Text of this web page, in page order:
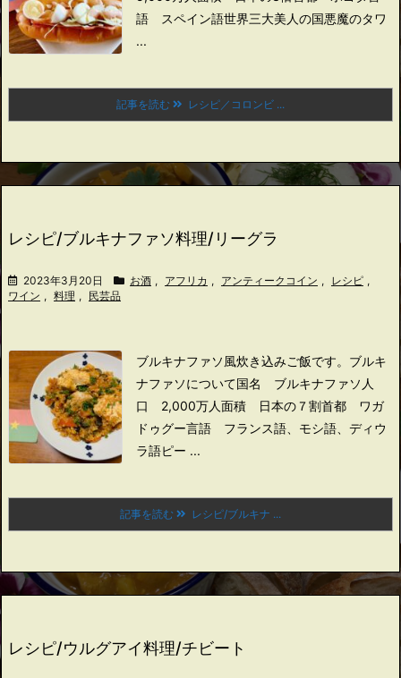
語 スペイン語世界三大美人の国悪魔のタワ
...
記事を読む レシピ／コロンビ ...
レシピ/ブルキナファソ料理/リーグラ
2023年3月20日 お酒 , アフリカ , アンティークコイン , レシピ ,
ワイン , 料理 , 民芸品
ブルキナファソ風炊き込みご飯です。 ブルキ
ナファソについて国名 ブルキナファソ 人
口 2,000万人面積 日本の７割首都 ワガ
ドゥグー言語 フランス語、モシ語、ディウ
ラ語ピー ...
記事を読む レシピ/ブルキナ ...
レシピ/ウルグアイ料理/チビート